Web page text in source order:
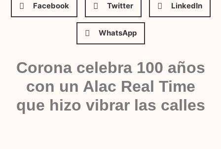
Facebook Twitter LinkedIn
WhatsApp
Corona celebra 100 años
con un Alac Real Time
que hizo vibrar las calles